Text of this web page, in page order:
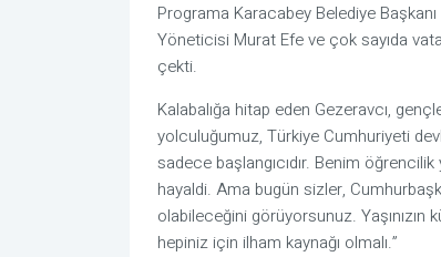
Programa Karacabey Belediye
Yöneticisi Murat Efe ve çok sayıda
çekti.
Kalabalığa hitap eden Gezeravcı,
yolculuğumuz, Türkiye Cumhuriyeti
sadece başlangıcıdır. Benim
hayaldi. Ama bugün sizler,
olabileceğini görüyorsunuz.
hepiniz için ilham kaynağı olmalı.”